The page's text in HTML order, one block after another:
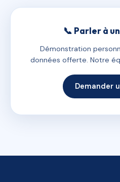
📞 Parler à
Démonstration
données offerte. Notre
Demander